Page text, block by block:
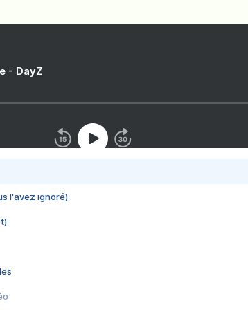
- DayZ
l'avez ignoré)